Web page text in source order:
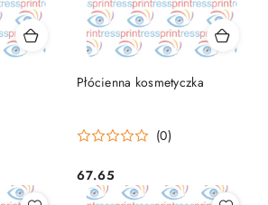
Płócienna kosmetyczka
(0)
Cena:
67.65